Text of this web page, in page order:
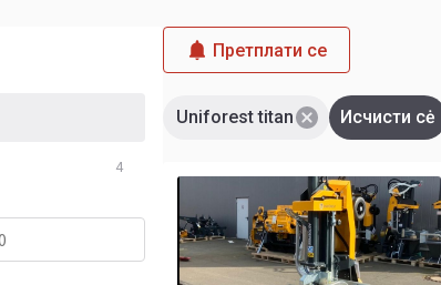
4
Претплати се
Uniforest titan Исчисти сė